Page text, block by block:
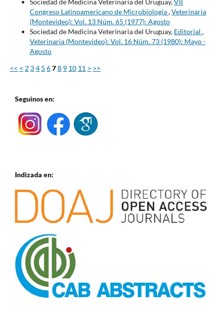
Congreso Latinoamericano de Microbiología,Veterinaria
(Montevideo): Vol. 13 Núm. 65 (1977): Agosto
Sociedad de Medicina Veterinaria del Uruguay, Editorial ,
Veterinaria (Montevideo): Vol. 16 Núm. 73 (1980): Mayo -
Agosto
<< < 2 34 5 678 9 10 11 > >>
Seguinos en:
Indizada en: